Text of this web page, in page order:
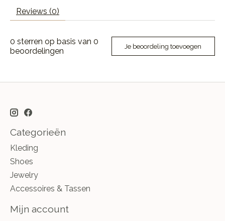
Reviews (0)
0 sterren op basis van 0
beoordelingen
Je beoordeling toevoegen
Categorieën
Kleding
Shoes
Jewelry
Accessoires & Tassen
Mijn account